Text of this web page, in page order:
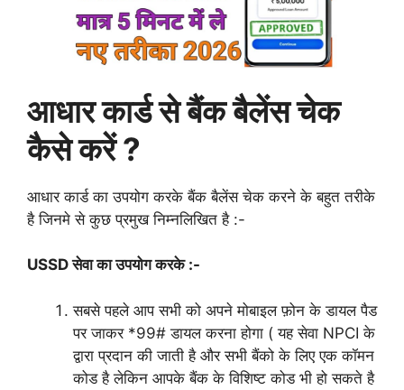
आधार कार्ड से बैंक बैलेंस चेक
कैसे करें ?
आधार कार्ड का उपयोग करके बैंक बैलेंस चेक करने के बहुत तरीके
है जिनमे से कुछ प्रमुख निम्नलिखित है :-
USSD सेवा का उपयोग करके :-
सबसे पहले आप सभी को अपने मोबाइल फ़ोन के डायल पैड
पर जाकर *99# डायल करना होगा ( यह सेवा NPCI के
द्वारा प्रदान की जाती है और सभी बैंको के लिए एक कॉमन
कोड है लेकिन आपके बैंक के विशिष्ट कोड भी हो सकते है